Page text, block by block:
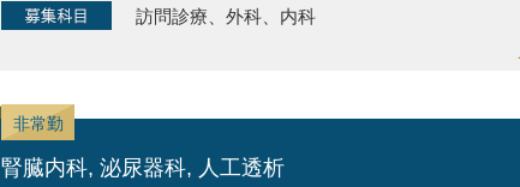
訪問診療、外科、内科
腎臓内科, 泌尿器科, 人工透析